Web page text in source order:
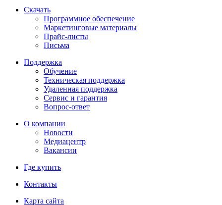
Скачать
Программное обеспечение
Маркетинговые материалы
Прайс-листы
Письма
Поддержка
Обучение
Техническая поддержка
Удаленная поддержка
Сервис и гарантия
Вопрос-ответ
О компании
Новости
Медиацентр
Вакансии
Где купить
Контакты
Карта сайта